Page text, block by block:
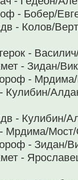
- Бобер/
- Колов/
-
- Зидан/
-
Кулибин/
- Кулибин/
Мрдима/Мост/
- Зидан/
-